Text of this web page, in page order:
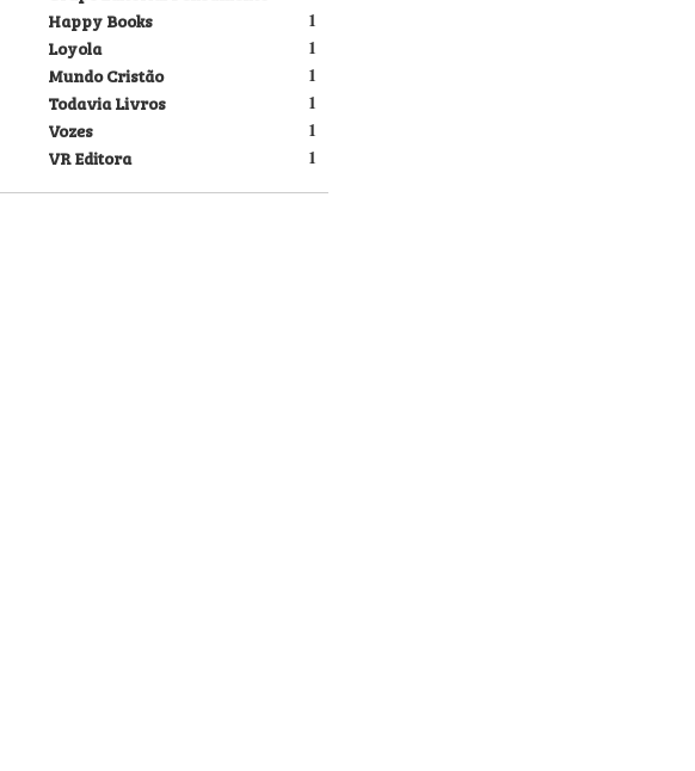
1
Happy Books
1
Loyola
1
Mundo Cristão
1
Todavia Livros
1
Vozes
1
VR Editora